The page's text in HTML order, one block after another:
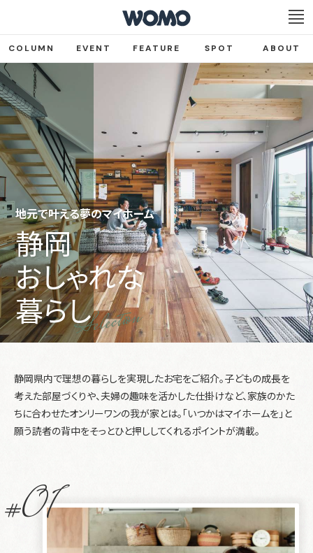
COLUMN EVENT FEATURE SPOT ABOUT
地元で叶える夢のマイホーム
静岡
おしゃれな
暮らしSelection
静岡県内で理想の暮らしを実現したお宅をご紹介。子どもの成長を
考えた部屋づくりや、夫婦の趣味を活かした仕掛けなど、家族のかた
ちに合わせたオンリーワンの我が家とは。「いつかはマイホームを」と
願う読者の背中をそっとひと押ししてくれるポイントが満載。
#01